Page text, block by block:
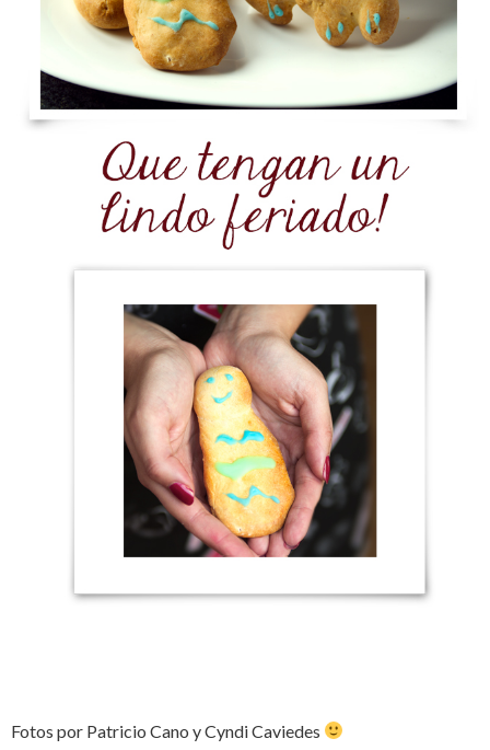
Fotos por Patricio Cano y Cyndi Caviedes